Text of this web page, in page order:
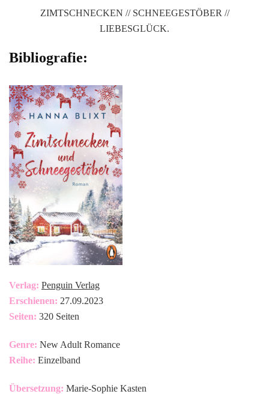
Schneegestöber
ZIMTSCHNECKEN // SCHNEEGESTÖBER //
LIEBESGLÜCK.
Bibliografie:
Verlag: Penguin Verlag
Erschienen: 27.09.2023
Seiten: 320 Seiten
Genre: New Adult Romance
Reihe: Einzelband
Übersetzung: Marie-Sophie Kasten